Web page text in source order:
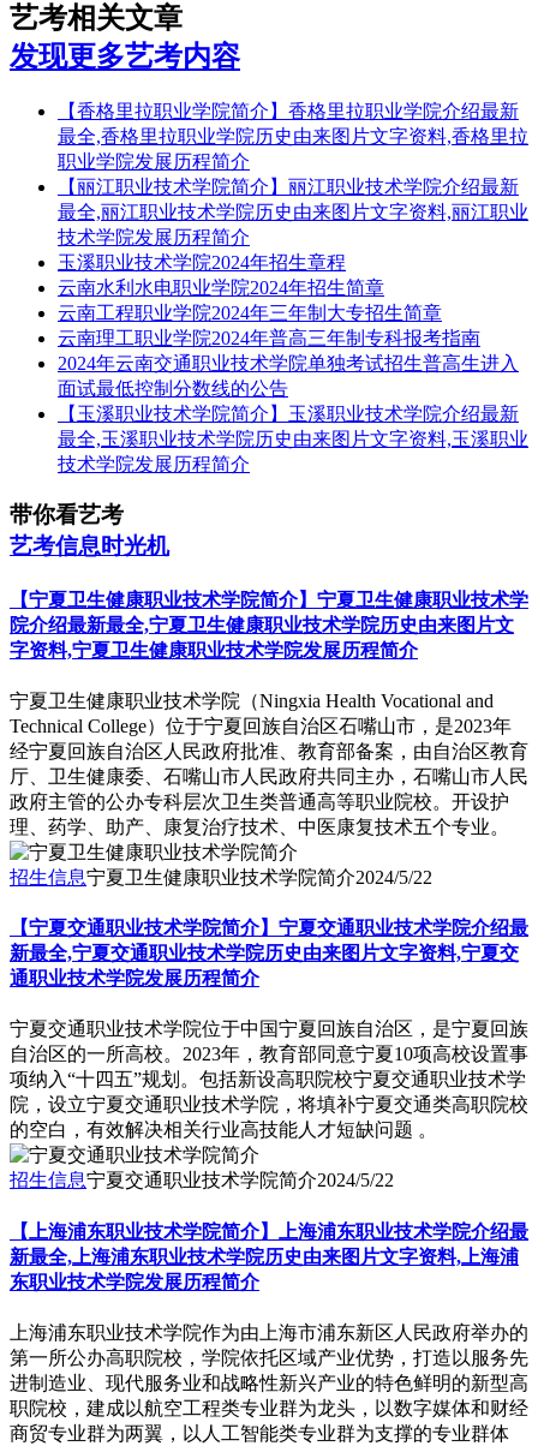
艺考相关文章
发现更多艺考内容
【香格里拉职业学院简介】香格里拉职业学院介绍最新
最全,香格里拉职业学院历史由来图片文字资料,香格里拉
职业学院发展历程简介
【丽江职业技术学院简介】丽江职业技术学院介绍最新
最全,丽江职业技术学院历史由来图片文字资料,丽江职业
技术学院发展历程简介
玉溪职业技术学院2024年招生章程
云南水利水电职业学院2024年招生简章
云南工程职业学院2024年三年制大专招生简章
云南理工职业学院2024年普高三年制专科报考指南
2024年云南交通职业技术学院单独考试招生普高生进入
面试最低控制分数线的公告
【玉溪职业技术学院简介】玉溪职业技术学院介绍最新
最全,玉溪职业技术学院历史由来图片文字资料,玉溪职业
技术学院发展历程简介
带你看艺考
艺考信息时光机
【宁夏卫生健康职业技术学院简介】宁夏卫生健康职业技术学
院介绍最新最全,宁夏卫生健康职业技术学院历史由来图片文
字资料,宁夏卫生健康职业技术学院发展历程简介
​宁夏卫生健康职业技术学院（Ningxia Health Vocational and
Technical College）位于宁夏回族自治区石嘴山市，是2023年
经宁夏回族自治区人民政府批准、教育部备案，由自治区教育
厅、卫生健康委、石嘴山市人民政府共同主办，石嘴山市人民
政府主管的公办专科层次卫生类普通高等职业院校。开设护
理、药学、助产、康复治疗技术、中医康复技术五个专业。
招生信息宁夏卫生健康职业技术学院简介2024/5/22
【宁夏交通职业技术学院简介】宁夏交通职业技术学院介绍最
新最全,宁夏交通职业技术学院历史由来图片文字资料,宁夏交
通职业技术学院发展历程简介
​宁夏交通职业技术学院位于中国宁夏回族自治区，是宁夏回族
自治区的一所高校。2023年，教育部同意宁夏10项高校设置事
项纳入“十四五”规划。包括新设高职院校宁夏交通职业技术学
院，设立宁夏交通职业技术学院，将填补宁夏交通类高职院校
的空白，有效解决相关行业高技能人才短缺问题 。
招生信息宁夏交通职业技术学院简介2024/5/22
【上海浦东职业技术学院简介】上海浦东职业技术学院介绍最
新最全,上海浦东职业技术学院历史由来图片文字资料,上海浦
东职业技术学院发展历程简介
上海浦东职业技术学院作为由上海市浦东新区人民政府举办的
第一所公办高职院校，学院依托区域产业优势，打造以服务先
进制造业、现代服务业和战略性新兴产业的特色鲜明的新型高
职院校，建成以航空工程类专业群为龙头，以数字媒体和财经
商贸专业群为两翼，以人工智能类专业群为支撑的专业群体